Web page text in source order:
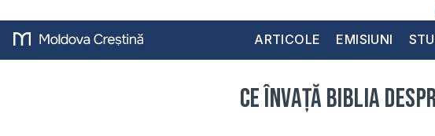
ARTICOLE EMISIUNI
Ce învaţă Biblia